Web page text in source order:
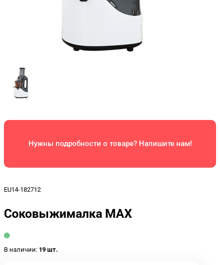
Нужны подробности о товаре? Напишите нам!
EU14-182712
Соковыжималка MAX
В наличии: 19 шт.